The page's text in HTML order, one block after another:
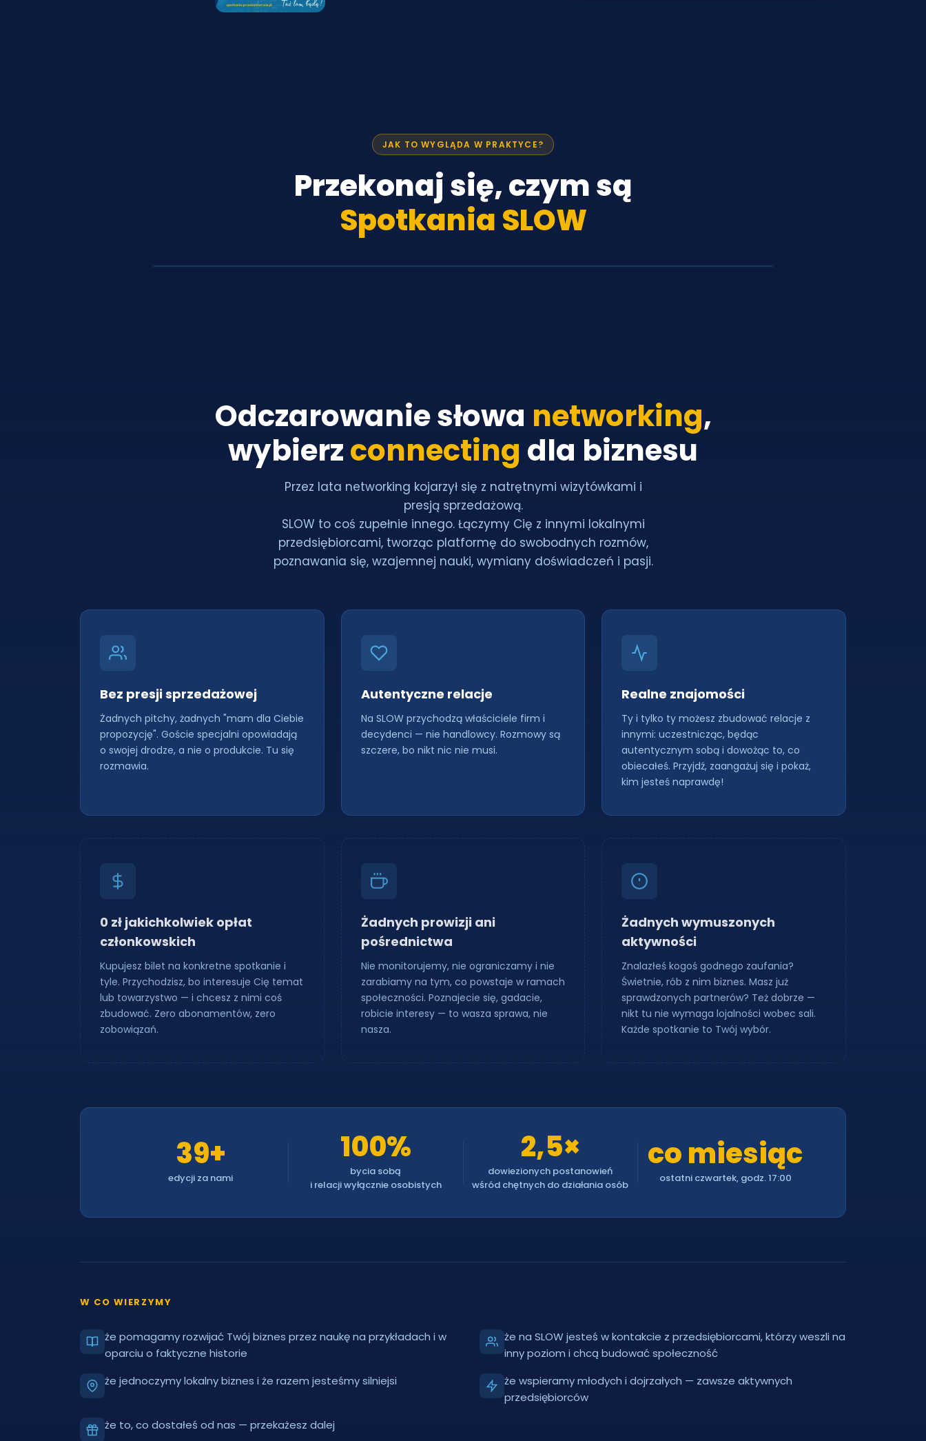
JAK TO WYGLĄDA W PRAKTYCE?
Przekonaj się, czym są
Spotkania SLOW
Odczarowanie słowa networking,
wybierzconnecting dla biznesu
Przez lata networking kojarzył się z natrętnymi wizytówkami i
presją sprzedażową.
SLOW to coś zupełnie innego. Łączymy Cię z innymi lokalnymi
przedsiębiorcami, tworząc platformę do swobodnych rozmów,
poznawania się, wzajemnej nauki, wymiany doświadczeń i pasji.
Bez presji sprzedażowej
Żadnych pitchy, żadnych "mam dla Ciebie
propozycję". Goście specjalni opowiadają
o swojej drodze, a nie o produkcie. Tu się
rozmawia.
Autentyczne relacje
Na SLOW przychodzą właściciele firm i
decydenci — nie handlowcy. Rozmowy są
szczere, bo nikt nic nie musi.
Realne znajomości
Ty i tylko ty możesz zbudować relacje z
innymi: uczestnicząc, będąc
autentycznym sobą i dowożąc to, co
obiecałeś. Przyjdź, zaangażuj się i pokaż,
kim jesteś naprawdę!
0 zł jakichkolwiek opłat
członkowskich
Kupujesz bilet na konkretne spotkanie i
tyle. Przychodzisz, bo interesuje Cię temat
lub towarzystwo — i chcesz z nimi coś
zbudować. Zero abonamentów, zero
zobowiązań.
Żadnych prowizji ani
pośrednictwa
Nie monitorujemy, nie ograniczamy i nie
zarabiamy na tym, co powstaje w ramach
społeczności. Poznajecie się, gadacie,
robicie interesy — to wasza sprawa, nie
nasza.
Żadnych wymuszonych
aktywności
Znalazłeś kogoś godnego zaufania?
Świetnie, rób z nim biznes. Masz już
sprawdzonych partnerów? Też dobrze —
nikt tu nie wymaga lojalności wobec sali.
Każde spotkanie to Twój wybór.
39+
edycji za nami
100%
bycia sobą
i relacji wyłącznie osobistych
2,5×
dowiezionych postanowień
wśród chętnych do działania osób
co miesiąc
ostatni czwartek, godz. 17:00
W CO WIERZYMY
że pomagamy rozwijać Twój biznes przez naukę na przykładach i w
oparciu o faktyczne historie
że na SLOW jesteś w kontakcie z przedsiębiorcami, którzy weszli na
inny poziom i chcą budować społeczność
że jednoczymy lokalny biznes i że razem jesteśmy silniejsi
że wspieramy młodych i dojrzałych — zawsze aktywnych
przedsiębiorców
że to, co dostałeś od nas — przekażesz dalej